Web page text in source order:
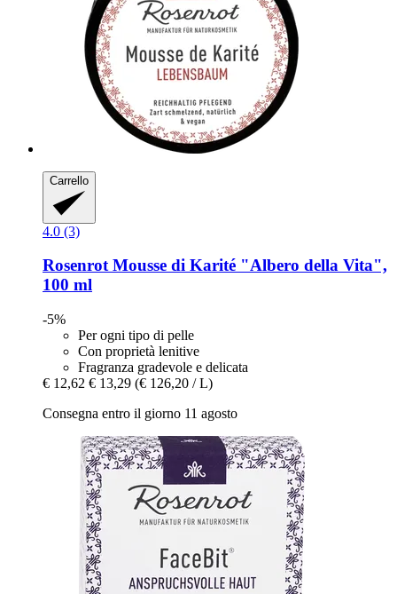
Carrello
4.0 (3)
RosenrotMousse di Karité "Albero della Vita",
100 ml
-5%
Per ogni tipo di pelle
Con proprietà lenitive
Fragranza gradevole e delicata
€ 12,62 € 13,29 (€ 126,20 / L)
Consegna entro il giorno 11 agosto